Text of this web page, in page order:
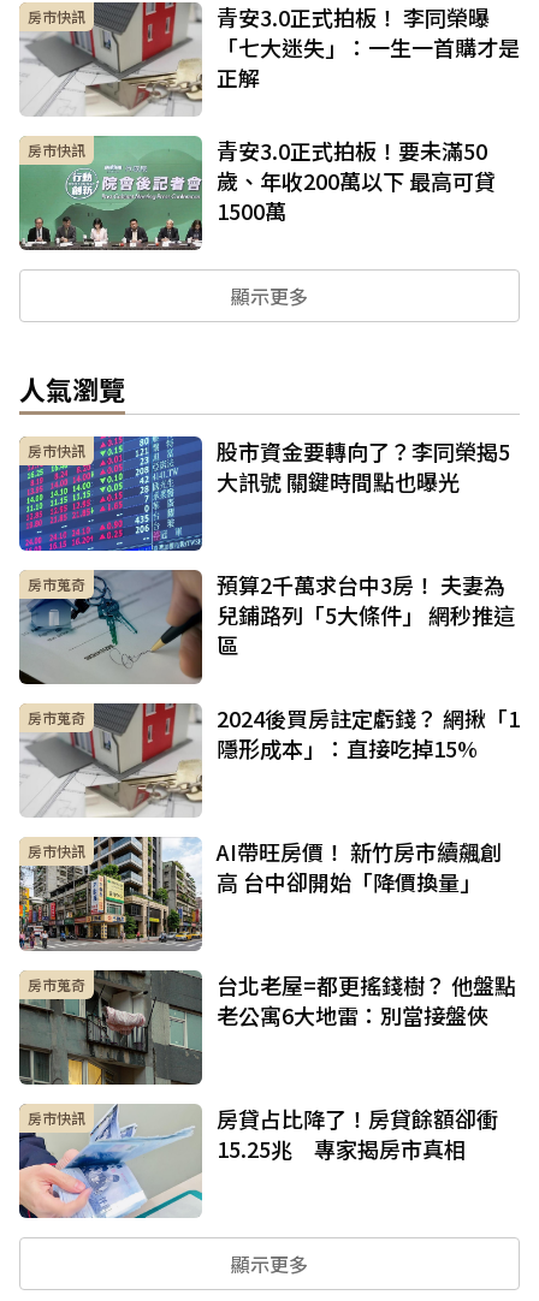
房市快訊
青安3.0正式拍板！ 李同榮曝
「七大迷失」：一生一首購才是
正解
房市快訊
青安3.0正式拍板！要未滿50
歲、年收200萬以下 最高可貸
1500萬
顯示更多
人氣瀏覽
房市快訊
股市資金要轉向了？李同榮揭5
大訊號 關鍵時間點也曝光
房市蒐奇
預算2千萬求台中3房！ 夫妻為
兒鋪路列「5大條件」 網秒推這
區
房市蒐奇
2024後買房註定虧錢？ 網揪「1
隱形成本」：直接吃掉15%
房市快訊
AI帶旺房價！ 新竹房市續飆創
高 台中卻開始「降價換量」
房市蒐奇
台北老屋=都更搖錢樹？ 他盤點
老公寓6大地雷：別當接盤俠
房市快訊
房貸占比降了！房貸餘額卻衝
15.25兆 專家揭房市真相
顯示更多